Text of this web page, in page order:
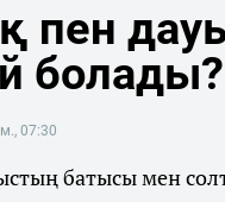
пен
болады?
07:30
батысы мен